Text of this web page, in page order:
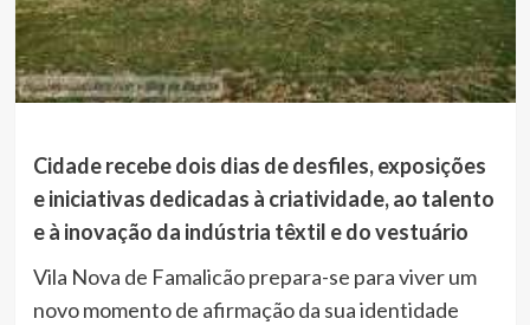
Cidade recebe dois dias de desfiles, exposições
e iniciativas dedicadas à criatividade, ao talento
e à inovação da indústria têxtil e do vestuário
Vila Nova de Famalicão prepara-se para viver um
novo momento de afirmação da sua identidade